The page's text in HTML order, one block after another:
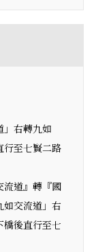
」右轉九如
行至七賢二路
流道』轉『國
如交流道」右
橋後直行至七